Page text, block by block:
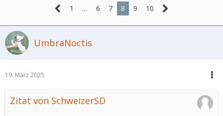
1 … 6 7 8 9 10
UmbraNoctis
19. März 2025
Zitat von SchweizerSD